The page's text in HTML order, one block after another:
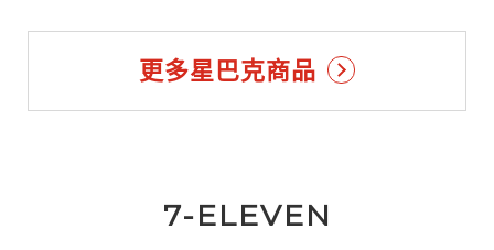
更多星巴克商品
7-ELEVEN